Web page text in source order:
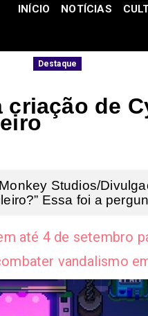
INÍCIO NOTÍCIAS
do IBRAM-DF, será o
de
Studios/
Essa foi a
até 4 de setembro
vandalismo